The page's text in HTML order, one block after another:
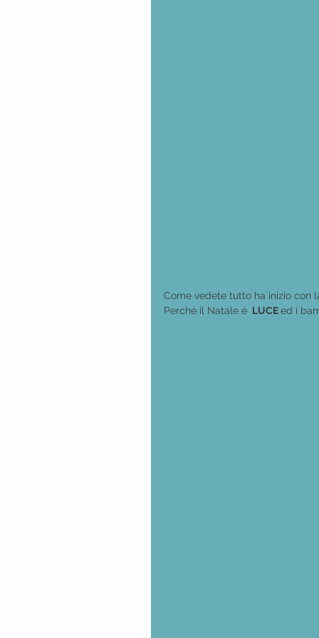
Come vedete tutto ha inizio con
Perché il Natale è LUCE ed i